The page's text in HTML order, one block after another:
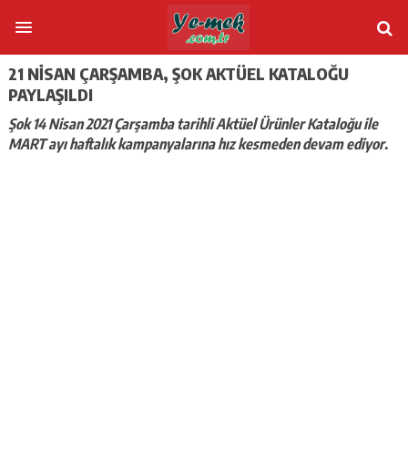
21 NISAN ÇARŞAMBA, ŞOK AKTÜEL KATALOĞU
PAYLAŞILDI
Şok 14 Nisan 2021 Çarşamba tarihli Aktüel Ürünler Kataloğu ile
MART ayı haftalık kampanyalarına hız kesmeden devam ediyor.